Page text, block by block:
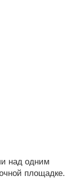
над одним
площадке.